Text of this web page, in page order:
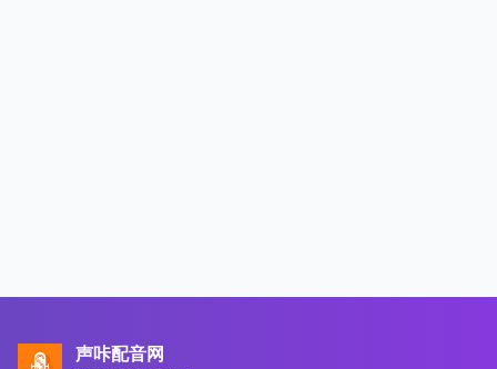
声咔配音网